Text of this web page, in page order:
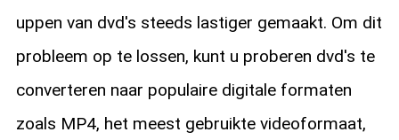
uppen van dvd's steeds lastiger gemaakt. Om dit
probleem op te lossen, kunt u proberen dvd's te
converteren naar populaire digitale formaten
zoals MP4, het meest gebruikte videoformaat,